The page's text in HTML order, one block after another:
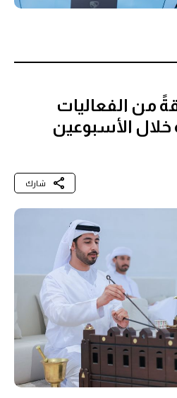
من الفعاليات
خلال الأسبوعين
شارك